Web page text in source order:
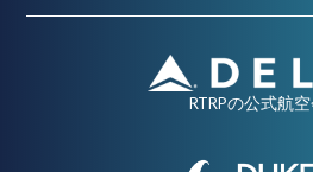
RTRPの公式航